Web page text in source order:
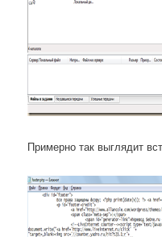
Примерно так выглядит